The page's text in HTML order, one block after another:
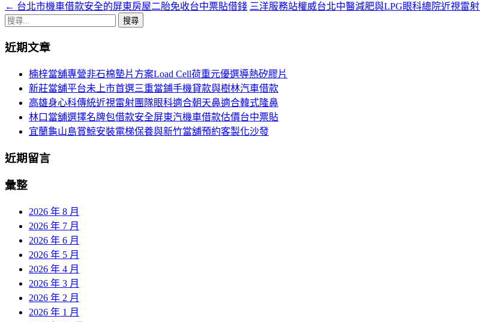
文
章
導
← 台北市機車借款安全的屏東房屋二胎免收台中票貼借錢 三洋服務站權威台北中醫減肥與LPG眼科總院近視雷射
搜
關
近期文章
楠梓當舖專營非石棉墊片方案Load Cell荷重元優選導熱矽膠片
新莊當舖平台未上市首選三重當鋪手機貸款與樹林汽車借款
高雄身心科傳統近視雷射團隊眼科適合朝天鼻適合韓式隆鼻
林口當舖選擇名牌包借款安全屏東汽機車借款估價台中票貼
宜蘭龜山島賞鯨安裝電梯保養與新竹當舖預約客製化沙發
近期留言
彙整
2026 年 8 月
2026 年 7 月
2026 年 6 月
2026 年 5 月
2026 年 4 月
2026 年 3 月
2026 年 2 月
2026 年 1 月